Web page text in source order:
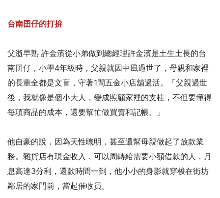
台南囝仔的打拚
父逝早熟 許金濱從小弟做到總經理許金濱是土生土長的台
南囝仔，小學4年級時，父親就因中風過世了，母親和家裡
的長輩全都是文盲，守著1間五金小店舖過活。「父親過世
後，我就像是個小大人，變成照顧家裡的支柱，不但要懂得
每項商品的成本，還要幫忙做買賣和記帳。」
他自豪的說，因為天性聰明，甚至還幫母親做起了放款業
務。雜貨店有現金收入，可以周轉給需要小額借款的人，月
息高達3分利，還款時間一到，他小小的身影就穿梭在街坊
鄰居的家門前，當起催收員。